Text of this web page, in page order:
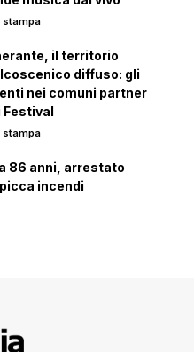
stampa
il territorio
diffuso: gli
nei comuni partner
Festival
stampa
86 anni, arrestato
incendi